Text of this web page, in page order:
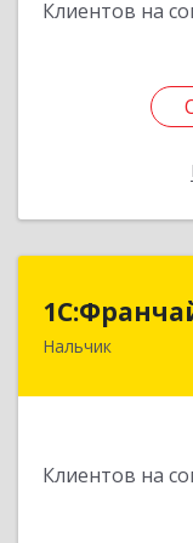
Клиентов на
Нальчик
Клиентов на
360000,